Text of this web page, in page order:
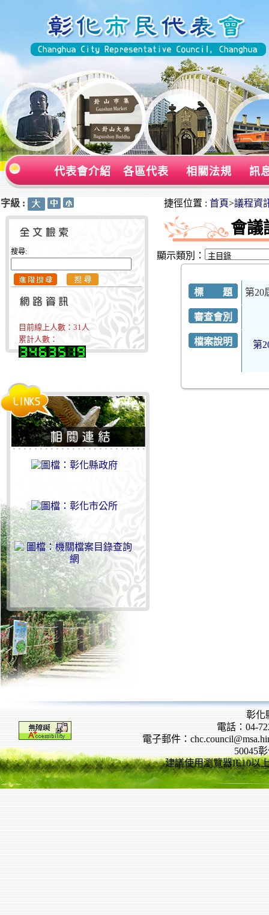
代表會介紹 各區代表 相關法規 訊
字級 :
搜尋:
目前線上人數： 31人
累計人數：
捷徑位置 : 首頁>議程資
會議
顯示類別：
標 題 第20
審查會別
檔案說明 第
彰化
電話：04-
電子郵件：
50045
建議使用瀏覽器IE10以